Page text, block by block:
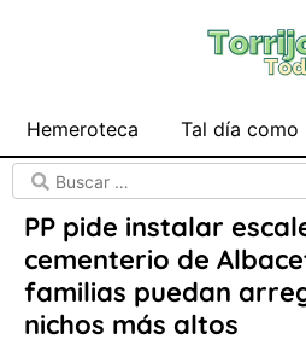
Hemeroteca Tal día como
PP pide instalar
cementerio de
familias puedan
nichos más altos